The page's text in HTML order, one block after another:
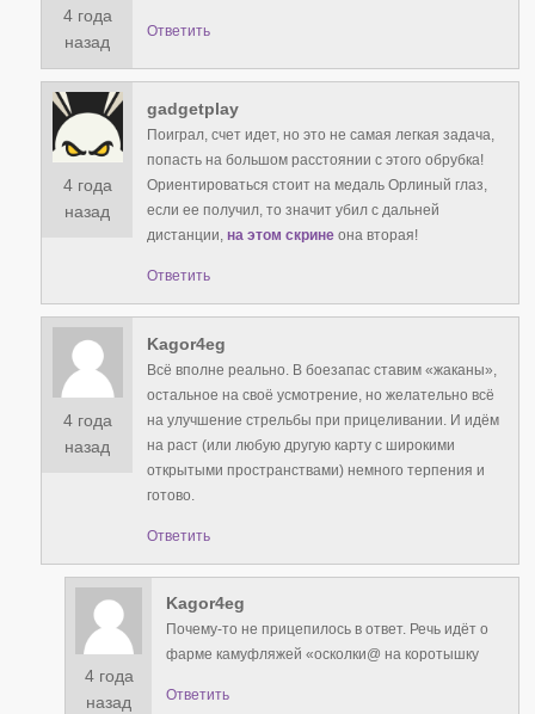
4 года
назад
Ответить
4 года
назад
gadgetplay
Поиграл, счет идет, но это не самая легкая задача,
попасть на большом расстоянии с этого обрубка!
Ориентироваться стоит на медаль Орлиный глаз,
если ее получил, то значит убил с дальней
дистанции,на этом скрине она вторая!
Ответить
4 года
назад
Kagor4eg
Всё вполне реально. В боезапас ставим «жаканы»,
остальное на своё усмотрение, но желательно всё
на улучшение стрельбы при прицеливании. И идём
на раст (или любую другую карту с широкими
открытыми пространствами) немного терпения и
готово.
Ответить
4 года
назад
Kagor4eg
Почему-то не прицепилось в ответ. Речь идёт о
фарме камуфляжей «осколки@ на коротышку
Ответить